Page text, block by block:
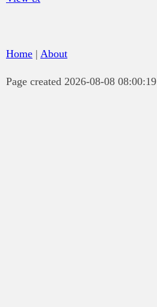
Home | About
Page created 2026-08-08 08:00:19